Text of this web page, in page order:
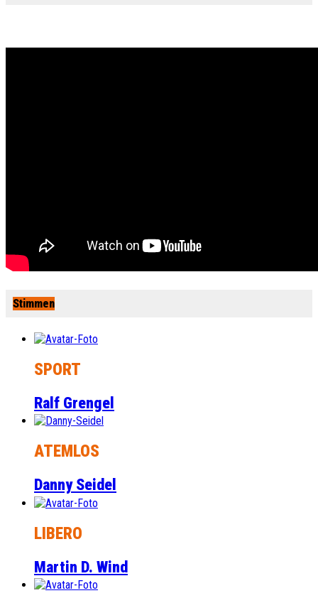
Stimmen
SPORT
Ralf Grengel
ATEMLOS
Danny Seidel
LIBERO
Martin D. Wind